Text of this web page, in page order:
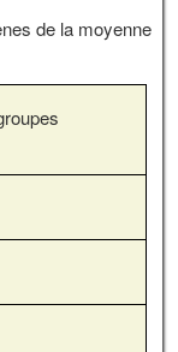
de la moyenne